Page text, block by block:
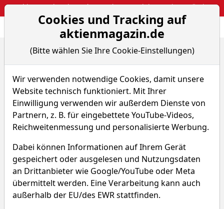
Webinar: So kassierst du trotzdem attraktive Optionsprämien
Aktien- und
Nachrichten
Aktien on Fire
Fortinet am Allzeithoch: Plattform-Strategie domin...
Aktien on Fire
Fortinet am Allzeithoch:
Plattform-Strategie dominiert
bei Netzwerksicherheit und KI.
Qualität zahlt sich aus.
Von S. Bank Aktualisiert am 12.05.26 09:07
Cookies und Tracking auf
aktienmagazin.de
(Bitte wählen Sie Ihre Cookie-Einstellungen)
Wir verwenden notwendige Cookies, damit unsere
Website technisch funktioniert. Mit Ihrer
Einwilligung verwenden wir außerdem Dienste von
Partnern, z. B. für eingebettete YouTube-Videos,
Reichweitenmessung und personalisierte Werbung.
Dabei können Informationen auf Ihrem Gerät
gespeichert oder ausgelesen und Nutzungsdaten
an Drittanbieter wie Google/YouTube oder Meta
übermittelt werden. Eine Verarbeitung kann auch
außerhalb der EU/des EWR stattfinden.